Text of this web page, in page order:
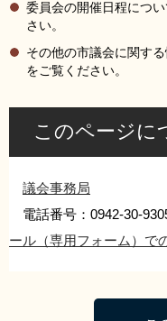
サイトについて
委員会の開催日程につい
さい。
その他の市議会に関する
をご覧ください。
このページに
議会事務局
電話番号：0942-30-
ール（専用フォーム）で